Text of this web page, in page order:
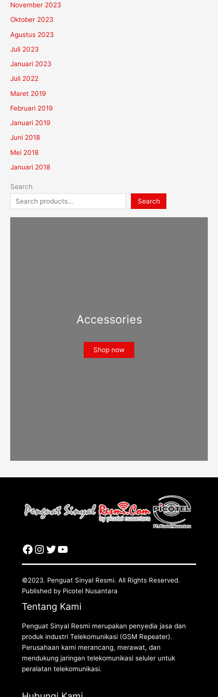
November 2023
Oktober 2023
Agustus 2023
Juli 2023
Januari 2023
Juli 2022
Maret 2019
Februari 2019
Januari 2019
Juni 2018
Mei 2018
Januari 2018
Search
Search
Accessories
Shop now
©2023. Penguat Sinyal Resmi. All Rights Reserved.
Published by Picotel Nusantara
Tentang Kami
Penguat Sinyal Resmi merupakan penyedia jasa dan
produk industri Telekomunikasi (GSM Repeater).
Perusahaan kami merancang, merawat, dan
mendukung jaringan telekomunikasi seluler untuk
peralatan telekomunikasi.